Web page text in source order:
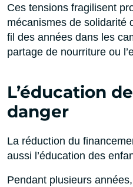
Ces tensions fragilisent
mécanismes de solidarité
fil des années dans les
partage de nourriture ou
L’éducation
danger
La réduction du
aussi l’éducation des
Pendant plusieurs